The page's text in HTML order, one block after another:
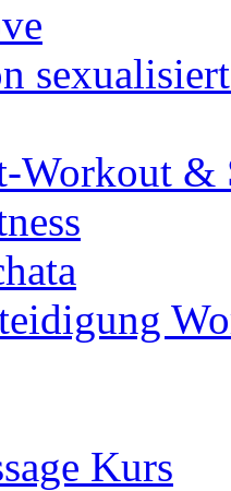
Workout &
Kurs